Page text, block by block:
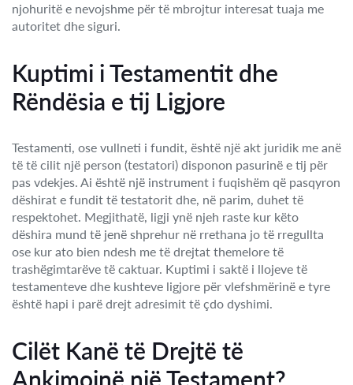
njohuritë e nevojshme për të mbrojtur interesat tuaja me
autoritet dhe siguri.
Kuptimi i Testamentit dhe
Rëndësia e tij Ligjore
Testamenti, ose vullneti i fundit, është një akt juridik me anë
të të cilit një person (testatori) disponon pasurinë e tij për
pas vdekjes. Ai është një instrument i fuqishëm që pasqyron
dëshirat e fundit të testatorit dhe, në parim, duhet të
respektohet. Megjithatë, ligji ynë njeh raste kur këto
dëshira mund të jenë shprehur në rrethana jo të rregullta
ose kur ato bien ndesh me të drejtat themelore të
trashëgimtarëve të caktuar. Kuptimi i saktë i llojeve të
testamenteve dhe kushteve ligjore për vlefshmërinë e tyre
është hapi i parë drejt adresimit të çdo dyshimi.
Cilët Kanë të Drejtë të
Ankimojnë një Testament?